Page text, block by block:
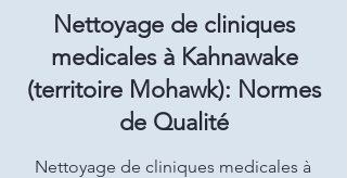
Nettoyage de cliniques
medicales à Kahnawake
(territoire Mohawk): Normes
de Qualité
Nettoyage de cliniques medicales à